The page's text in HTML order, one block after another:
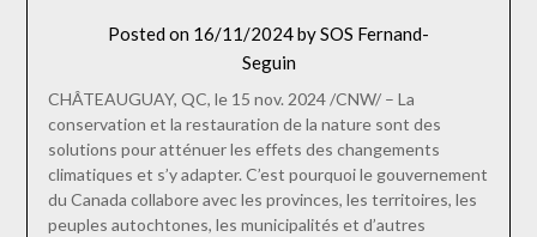
Posted on 16/11/2024bySOS Fernand-
Seguin
CHÂTEAUGUAY, QC, le 15 nov. 2024 /CNW/ – La
conservation et la restauration de la nature sont des
solutions pour atténuer les effets des changements
climatiques et s’y adapter. C’est pourquoi le gouvernement
du Canada collabore avec les provinces, les territoires, les
peuples autochtones, les municipalités et d’autres